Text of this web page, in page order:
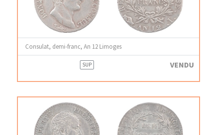
Consulat, demi-franc, An 12 Limoges
SUP VENDU